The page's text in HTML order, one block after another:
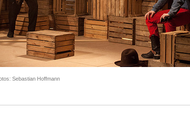
Sebastian Hoffmann